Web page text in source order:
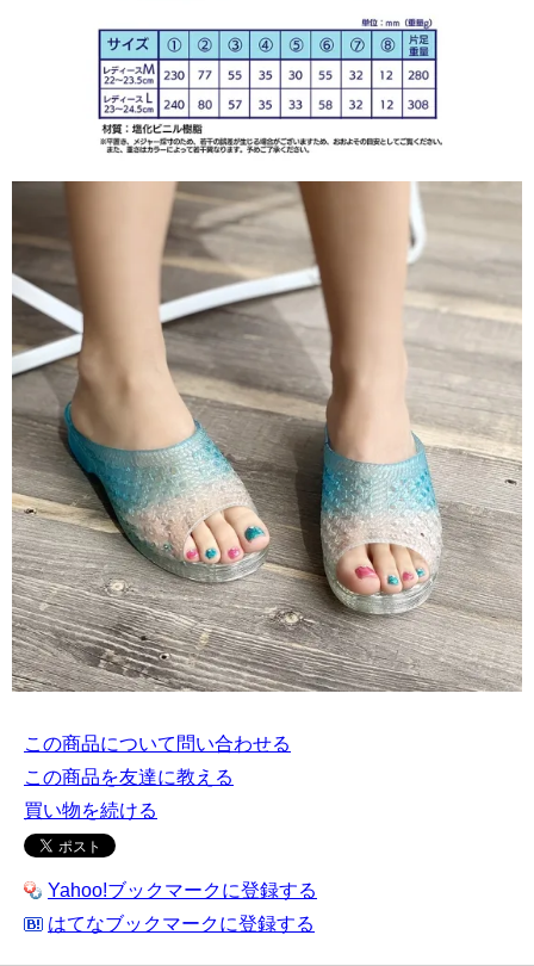
この商品について問い合わせる
この商品を友達に教える
買い物を続ける
Yahoo!ブックマークに登録する
はてなブックマークに登録する